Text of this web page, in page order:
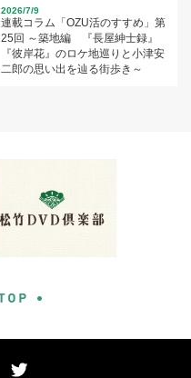
2026/7/9
連載コラム「OZU活のすすめ」第
25回 ～築地編 『長屋紳士録』
『彼岸花』のロケ地巡りと小津安
二郎の思い出を辿る街歩き～